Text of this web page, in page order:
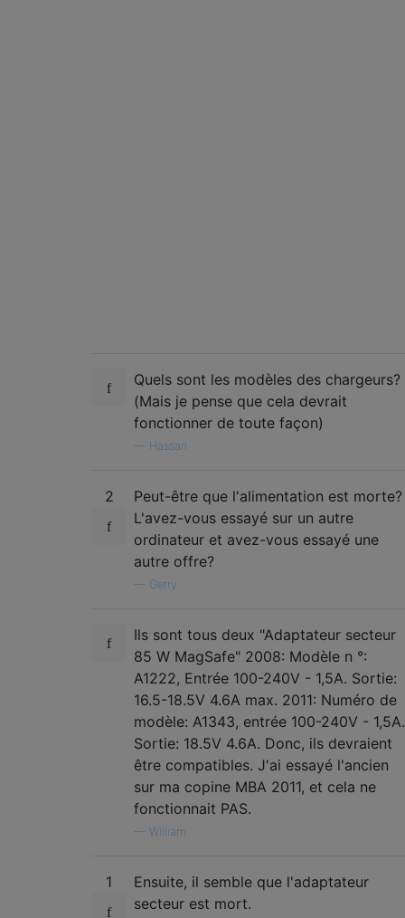
Quels sont les modèles des chargeurs?
(Mais je pense que cela devrait
fonctionner de toute façon)
Hassan
2
Peut-être que l'alimentation est morte?
L'avez-vous essayé sur un autre
ordinateur et avez-vous essayé une
autre offre?
Gerry
Ils sont tous deux "Adaptateur secteur
85 W MagSafe" 2008: Modèle n °:
A1222, Entrée 100-240V - 1,5A. Sortie:
16.5-18.5V 4.6A max. 2011: Numéro de
modèle: A1343, entrée 100-240V - 1,5A.
Sortie: 18.5V 4.6A. Donc, ils devraient
être compatibles. J'ai essayé l'ancien
sur ma copine MBA 2011, et cela ne
fonctionnait PAS.
William
1
Ensuite, il semble que l'adaptateur
secteur est mort.